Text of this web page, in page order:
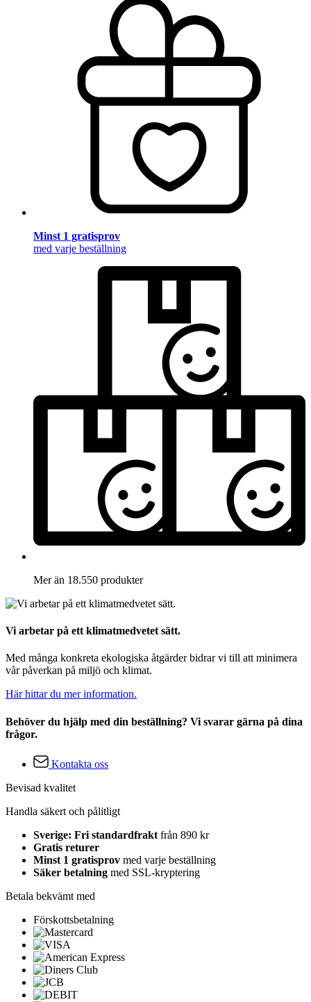
Minst 1 gratisprov
med varje beställning
Mer än 18.550 produkter
Vi arbetar på ett klimatmedvetet sätt.
Med många konkreta ekologiska åtgärder bidrar vi till att minimera
vår påverkan på miljö och klimat.
Här hittar du mer information.
Behöver du hjälp med din beställning? Vi svarar gärna på dina
frågor.
Kontakta oss
Bevisad kvalitet
Handla säkert och pålitligt
Sverige: Fri standardfrakt från 890 kr
Gratis returer
Minst 1 gratisprov med varje beställning
Säker betalning med SSL-kryptering
Betala bekvämt med
Förskottsbetalning